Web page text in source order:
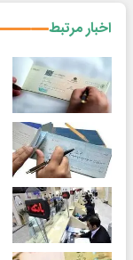
اخبار مرتبط